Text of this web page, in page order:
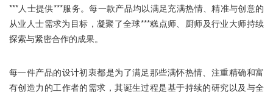
***人士提供***服务。每一款产品均以满足充满热情、精准与创意的
从业人士需求为目标，凝聚了全球***糕点师、厨师及行业大师持续
探索与紧密合作的成果。
每一件产品的设计初衷都是为了满足那些满怀热情、注重精确和富
有创造力的工作者的需求，其诞生过程是基于持续的研究以及与全